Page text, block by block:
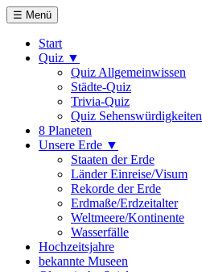
☰ Menü
Start
Quiz ▼
Quiz Allgemeinwissen
Städte-Quiz
Trivia-Quiz
Quiz Sehenswürdigkeiten
8 Planeten
Unsere Erde ▼
Staaten der Erde
Länder Einreise/Visum
Rekorde der Erde
Erdmaße/Erdzeitalter
Weltmeere/Kontinente
Wasserfälle
Hochzeitsjahre
bekannte Museen